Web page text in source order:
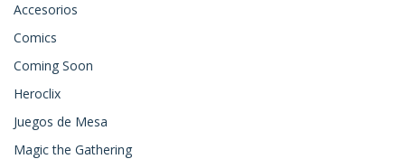
Accesorios
Comics
Coming Soon
Heroclix
Juegos de Mesa
Magic the Gathering